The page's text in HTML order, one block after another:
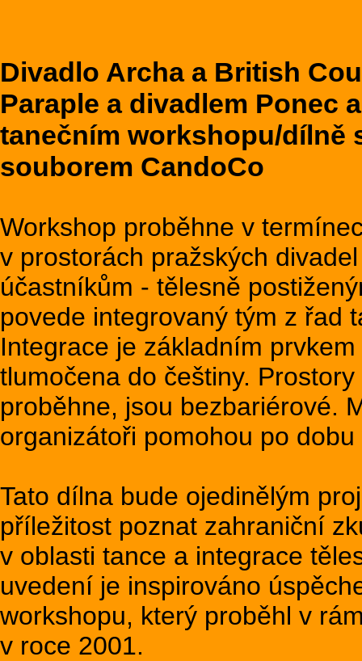
Divadlo Archa a British
Paraple a divadlem Ponec
tanečním workshopu/dílně
souborem CandoCo
Workshop proběhne v
v prostorách pražských
účastníkům - tělesně
povede integrovaný tým z řad
Integrace je základním
tlumočena do češtiny.
proběhne, jsou bezbariérové.
organizátoři pomohou po
Tato dílna bude ojedinělým
příležitost poznat zahraniční
v oblasti tance a integrace
uvedení je inspirováno
workshopu, který proběhl v
v roce 2001.